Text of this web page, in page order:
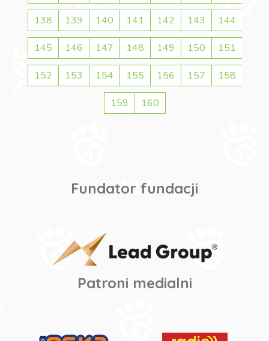
138 139 140 141 142 143 144
145 146 147 148 149 150 151
152 153 154 155 156 157 158
159 160
Fundator fundacji
Patroni medialni